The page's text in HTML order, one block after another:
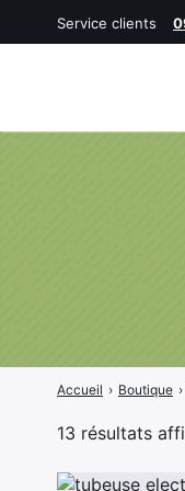
Accueil › Boutique ›
13 résultats
Service clients